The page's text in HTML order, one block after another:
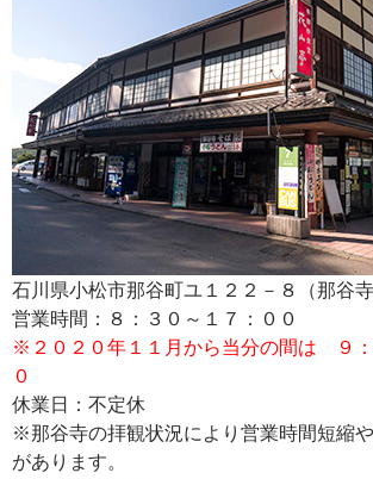
石川県小松市那谷町ユ１２２－８（那谷寺
営業時間：８：３０～１７：００
※２０２０年１１月から当分の間は ９：
０
休業日：不定休
※那谷寺の拝観状況により営業時間短縮
があります。